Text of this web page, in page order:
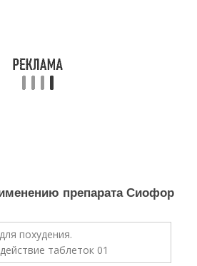
препарата Сиофор